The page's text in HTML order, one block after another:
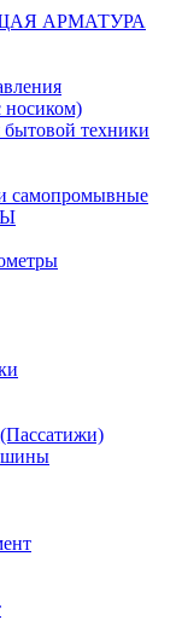
АРМАТУРА
носиком)
техники
самопромывные